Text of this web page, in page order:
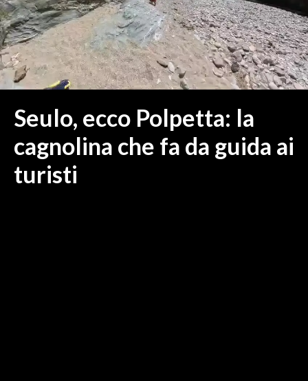
GALLURA
NUORO E PROVINCIA
OGLIASTRA
AGENDA
ITALIA
MONDO
POLITICA
Seulo, ecco Polpetta: la
cagnolina che fa da guida ai
turisti